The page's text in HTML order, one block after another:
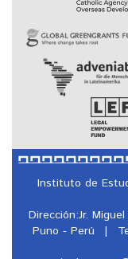
Instituto de
Dirección:Jr.
Puno - Perú
|